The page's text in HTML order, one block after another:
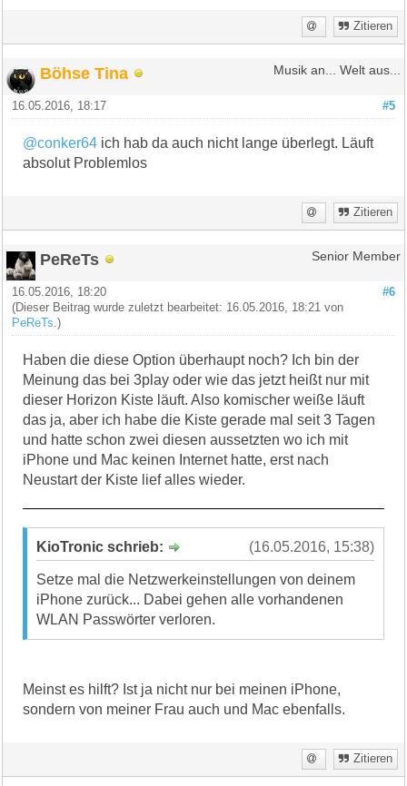
Zitieren
Böhse Tina Musik an... Welt aus...
#5
16.05.2016, 18:17
@conker64 ich hab da auch nicht lange überlegt. Läuft
absolut Problemlos
Zitieren
PeReTs Senior Member
#6
16.05.2016, 18:20
(Dieser Beitrag wurde zuletzt bearbeitet: 16.05.2016, 18:21 von
PeReTs .)
Haben die diese Option überhaupt noch? Ich bin der
Meinung das bei 3play oder wie das jetzt heißt nur mit
dieser Horizon Kiste läuft. Also komischer weiße läuft
das ja, aber ich habe die Kiste gerade mal seit 3 Tagen
und hatte schon zwei diesen aussetzten wo ich mit
iPhone und Mac keinen Internet hatte, erst nach
Neustart der Kiste lief alles wieder.
(16.05.2016, 15:38)
KioTronic schrieb:
Setze mal die Netzwerkeinstellungen von deinem
iPhone zurück... Dabei gehen alle vorhandenen
WLAN Passwörter verloren.
Meinst es hilft? Ist ja nicht nur bei meinen iPhone,
sondern von meiner Frau auch und Mac ebenfalls.
Zitieren